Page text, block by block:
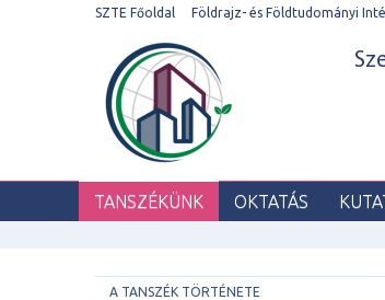
SZTE Főoldal Földrajz- és Földtudományi
TANSZÉKÜNK OKTATÁS
A TANSZÉK TÖRTÉNETE